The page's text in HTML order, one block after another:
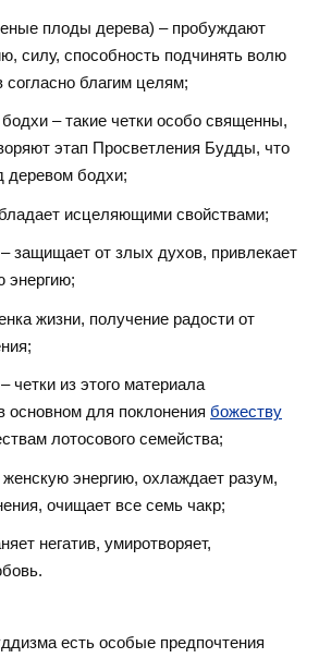
плоды дерева) – пробуждают
силу, способность подчинять волю
благим целям;
– такие четки особо священны,
этап Просветления Будды, что
деревом бодхи;
исцеляющими свойствами;
защищает от злых духов, привлекает
энергию;
жизни, получение радости от
четки из этого материала
основном для поклонения божеству
лотосового семейства;
энергию, охлаждает разум,
очищает все семь чакр;
негатив, умиротворяет,
есть особые предпочтения